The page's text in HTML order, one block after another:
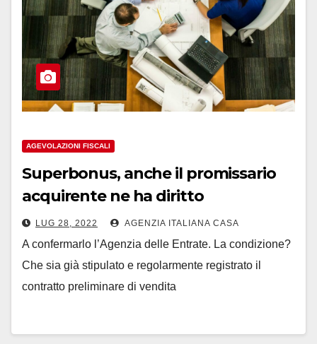
AGEVOLAZIONI FISCALI
Superbonus, anche il promissario
acquirente ne ha diritto
LUG 28, 2022 AGENZIA ITALIANA CASA
A confermarlo l’Agenzia delle Entrate. La condizione?
Che sia già stipulato e regolarmente registrato il
contratto preliminare di vendita